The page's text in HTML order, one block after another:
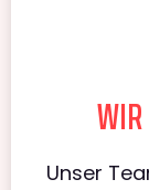
Unser